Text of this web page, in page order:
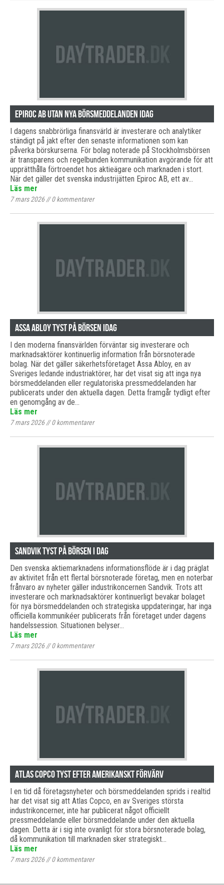
Epiroc AB Utan Nya Börsmeddelanden Idag
I dagens snabbrörliga finansvärld är investerare och analytiker
ständigt på jakt efter den senaste informationen som kan
påverka börskurserna. För bolag noterade på Stockholmsbörsen
är transparens och regelbunden kommunikation avgörande för att
upprätthålla förtroendet hos aktieägare och marknaden i stort.
När det gäller det svenska industrijätten Epiroc AB, ett av…
Läs mer
7 mars 2026//0kommentarer
Assa Abloy tyst på börsen idag
I den moderna finansvärlden förväntar sig investerare och
marknadsaktörer kontinuerlig information från börsnoterade
bolag. När det gäller säkerhetsföretaget Assa Abloy, en av
Sveriges ledande industriaktörer, har det visat sig att inga nya
börsmeddelanden eller regulatoriska pressmeddelanden har
publicerats under den aktuella dagen. Detta framgår tydligt efter
en genomgång av de…
Läs mer
7 mars 2026//0kommentarer
Sandvik tyst på börsen i dag
Den svenska aktiemarknadens informationsflöde är i dag präglat
av aktivitet från ett flertal börsnoterade företag, men en noterbar
frånvaro av nyheter gäller industrikoncernen Sandvik. Trots att
investerare och marknadsaktörer kontinuerligt bevakar bolaget
för nya börsmeddelanden och strategiska uppdateringar, har inga
officiella kommunikéer publicerats från företaget under dagens
handelssession. Situationen belyser…
Läs mer
7 mars 2026//0kommentarer
Atlas Copco tyst efter amerikanskt förvärv
I en tid då företagsnyheter och börsmeddelanden sprids i realtid
har det visat sig att Atlas Copco, en av Sveriges största
industrikoncerner, inte har publicerat något officiellt
pressmeddelande eller börsmeddelande under den aktuella
dagen. Detta är i sig inte ovanligt för stora börsnoterade bolag,
då kommunikation till marknaden sker strategiskt…
Läs mer
7 mars 2026//0kommentarer